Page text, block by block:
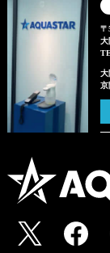
〒
大
大
京